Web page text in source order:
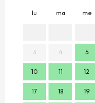
lu ma me
3 4 5
10 11 12
17 18 19